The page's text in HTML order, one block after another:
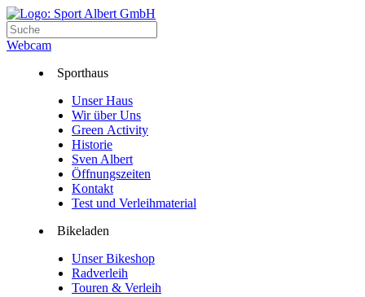
Webcam
Sporthaus
Unser Haus
Wir über Uns
Green Activity
Historie
Sven Albert
Öffnungszeiten
Kontakt
Test und Verleihmaterial
Bikeladen
Unser Bikeshop
Radverleih
Touren & Verleih